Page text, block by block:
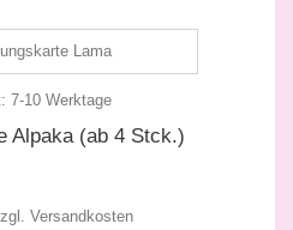
7-10 Werktage
Alpaka (ab 4 Stck.)
Versandkosten